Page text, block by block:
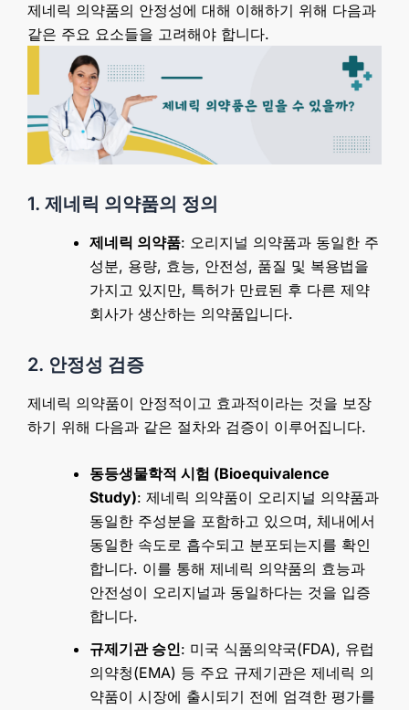
제네릭 의약품의 안정성에 대해 이해하기 위해 다음과
같은 주요 요소들을 고려해야 합니다.
1. 제네릭 의약품의 정의
제네릭 의약품: 오리지널 의약품과 동일한 주
성분, 용량, 효능, 안전성, 품질 및 복용법을
가지고 있지만, 특허가 만료된 후 다른 제약
회사가 생산하는 의약품입니다.
2. 안정성 검증
제네릭 의약품이 안정적이고 효과적이라는 것을 보장
하기 위해 다음과 같은 절차와 검증이 이루어집니다.
동등생물학적 시험 (Bioequivalence
Study): 제네릭 의약품이 오리지널 의약품과
동일한 주성분을 포함하고 있으며, 체내에서
동일한 속도로 흡수되고 분포되는지를 확인
합니다. 이를 통해 제네릭 의약품의 효능과
안전성이 오리지널과 동일하다는 것을 입증
합니다.
규제기관 승인: 미국 식품의약국(FDA), 유럽
의약청(EMA) 등 주요 규제기관은 제네릭 의
약품이 시장에 출시되기 전에 엄격한 평가를